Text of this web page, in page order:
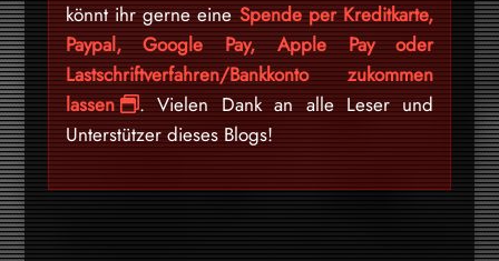
könnt ihr gerne eine Spende per Kreditkarte,
Paypal, Google Pay, Apple Pay oder
Lastschriftverfahren/Bankkonto zukommen
lassen
. Vielen Dank an alle Leser und
Unterstützer dieses Blogs!